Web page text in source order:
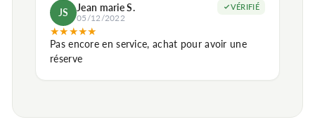
JS Jean marie S.
05/12/2022
VÉRIFIÉ
★★★★★
Pas encore en service, achat pour avoir une
réserve